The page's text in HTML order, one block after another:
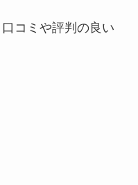
コミや評判の良い